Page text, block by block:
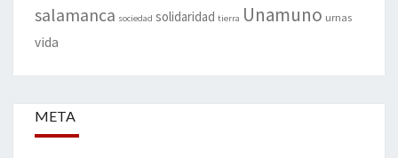
salamanca sociedad solidaridad tierra Unamuno urnas
vida
META